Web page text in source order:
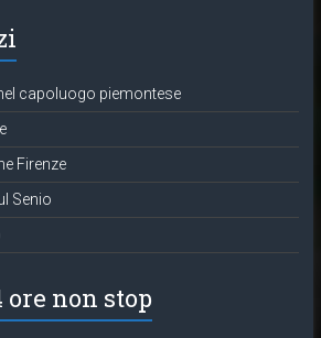
capoluogo piemontese
Firenze
Senio
non stop